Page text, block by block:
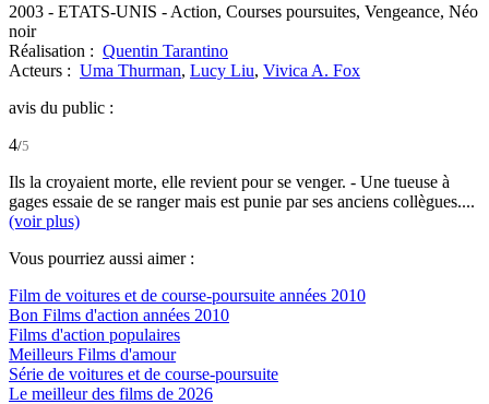
2003 - ETATS-UNIS - Action, Courses poursuites, Vengeance, Néo
noir
Réalisation : Quentin Tarantino
Acteurs : Uma Thurman, Lucy Liu, Vivica A. Fox
avis du public :
4/5
Ils la croyaient morte, elle revient pour se venger. - Une tueuse à
gages essaie de se ranger mais est punie par ses anciens collègues....
(voir plus)
Vous pourriez aussi aimer :
Film de voitures et de course-poursuite années 2010
Bon Films d'action années 2010
Films d'action populaires
Meilleurs Films d'amour
Série de voitures et de course-poursuite
Le meilleur des films de 2026